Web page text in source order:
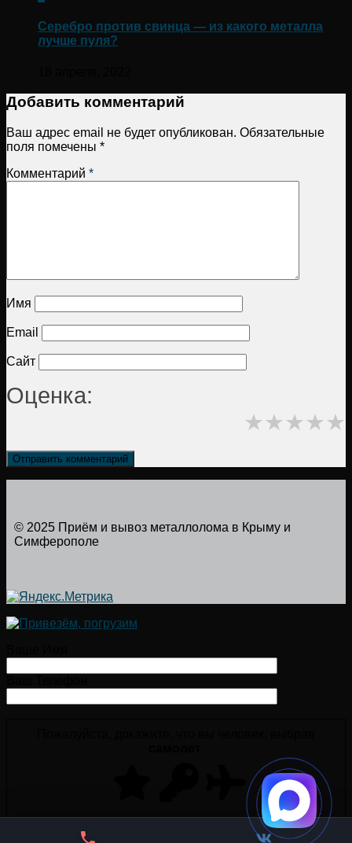
Серебро против свинца — из какого металла
лучше пуля?
Добавить комментарий
Ваш адрес email не будет опубликован. Обязательные
поля помечены *
Комментарий *
Имя
Email
Сайт
Оценка:
★
★
★
★
★
© 2025 Приём и вывоз металлолома в Крыму и
Симферополе